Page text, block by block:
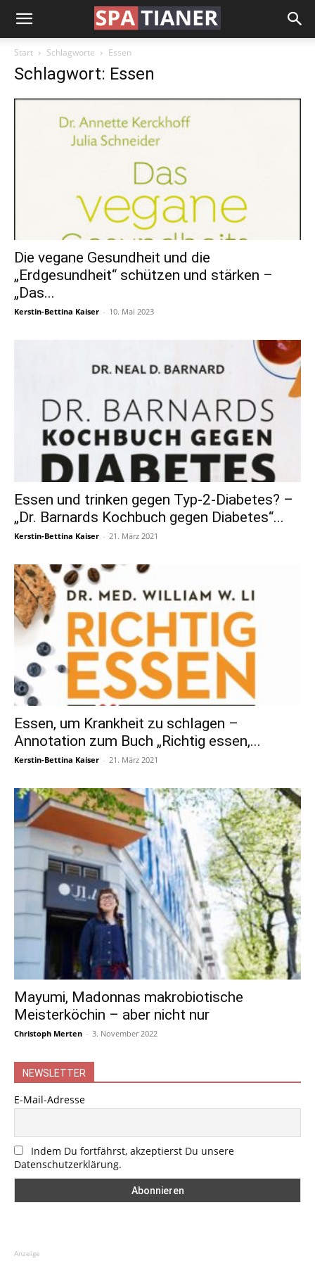
Start Schlagworte Essen
Schlagwort: Essen
Die vegane Gesundheit und die
„Erdgesundheit“ schützen und stärken –
„Das...
Kerstin-Bettina Kaiser - 10. Mai 2023
Essen und trinken gegen Typ-2-Diabetes? –
„Dr. Barnards Kochbuch gegen Diabetes“...
Kerstin-Bettina Kaiser - 21. März 2021
Essen, um Krankheit zu schlagen –
Annotation zum Buch „Richtig essen,...
Kerstin-Bettina Kaiser - 21. März 2021
Mayumi, Madonnas makrobiotische
Meisterköchin – aber nicht nur
Christoph Merten - 3. November 2022
NEWSLETTER
E-Mail-Adresse
Indem Du fortfährst, akzeptierst Du unsere
Datenschutzerklärung.
Anzeige